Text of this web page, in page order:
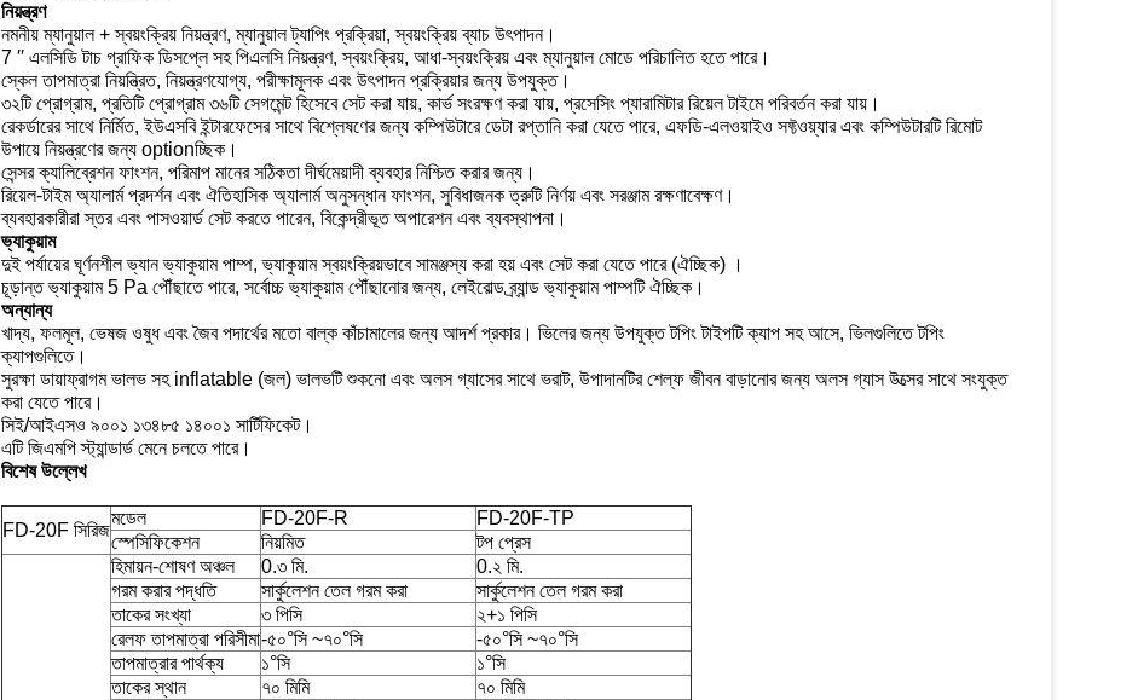
নিয়ন্ত্রণ
নমনীয় ম্যানুয়াল + স্বয়ংক্রিয় নিয়ন্ত্রণ, ম্যানুয়াল ট্যাপিং প্রক্রিয়া, স্বয়ংক্রিয় ব্যাচ উৎপাদন।
7 ′′ এলসিডি টাচ গ্রাফিক ডিসপ্লে সহ পিএলসি নিয়ন্ত্রণ, স্বয়ংক্রিয়, আধা-স্বয়ংক্রিয় এবং ম্যানুয়াল মোডে পরিচালিত হতে পারে।
স্কেল তাপমাত্রা নিয়ন্ত্রিত, নিয়ন্ত্রণযোগ্য, পরীক্ষামূলক এবং উৎপাদন প্রক্রিয়ার জন্য উপযুক্ত।
৩২টি প্রোগ্রাম, প্রতিটি প্রোগ্রাম ৩৬টি সেগমেন্ট হিসেবে সেট করা যায়, কার্ভ সংরক্ষণ করা যায়, প্রসেসিং প্যারামিটার রিয়েল টাইমে পরিবর্তন করা যায়।
রেকর্ডারের সাথে নির্মিত, ইউএসবি ইন্টারফেসের সাথে বিশ্লেষণের জন্য কম্পিউটারে ডেটা রপ্তানি করা যেতে পারে, এফডি-এলওয়াইও সফ্টওয়্যার এবং কম্পিউটারটি রিমোট
উপায়ে নিয়ন্ত্রণের জন্য optionচ্ছিক।
সেন্সর ক্যালিব্রেশন ফাংশন, পরিমাপ মানের সঠিকতা দীর্ঘমেয়াদী ব্যবহার নিশ্চিত করার জন্য।
রিয়েল-টাইম অ্যালার্ম প্রদর্শন এবং ঐতিহাসিক অ্যালার্ম অনুসন্ধান ফাংশন, সুবিধাজনক ত্রুটি নির্ণয় এবং সরঞ্জাম রক্ষণাবেক্ষণ।
ব্যবহারকারীরা স্তর এবং পাসওয়ার্ড সেট করতে পারেন, বিকেন্দ্রীভূত অপারেশন এবং ব্যবস্থাপনা।
ভ্যাকুয়াম
দুই পর্যায়ের ঘূর্ণনশীল ভ্যান ভ্যাকুয়াম পাম্প, ভ্যাকুয়াম স্বয়ংক্রিয়ভাবে সামঞ্জস্য করা হয় এবং সেট করা যেতে পারে (ঐচ্ছিক) ।
চূড়ান্ত ভ্যাকুয়াম 5 Pa পৌঁছাতে পারে, সর্বোচ্চ ভ্যাকুয়াম পৌঁছানোর জন্য, লেইবোল্ড ব্র্যান্ড ভ্যাকুয়াম পাম্পটি ঐচ্ছিক।
অন্যান্য
খাদ্য, ফলমূল, ভেষজ ওষুধ এবং জৈব পদার্থের মতো বাল্ক কাঁচামালের জন্য আদর্শ প্রকার। ভিলের জন্য উপযুক্ত টপিং টাইপটি ক্যাপ সহ আসে, ভিলগুলিতে টপিং
ক্যাপগুলিতে।
সুরক্ষা ডায়াফ্রাগম ভালভ সহ inflatable (জল) ভালভটি শুকনো এবং অলস গ্যাসের সাথে ভরাট, উপাদানটির শেল্ফ জীবন বাড়ানোর জন্য অলস গ্যাস উত্সের সাথে সংযুক্ত
করা যেতে পারে।
সিই/আইএসও ৯০০১ ১৩৪৮৫ ১৪০০১ সার্টিফিকেট।
এটি জিএমপি স্ট্যান্ডার্ড মেনে চলতে পারে।
বিশেষ উল্লেখ
FD-20F সিরিজ
মডেল FD-20F-R
FD-20F-TP
স্পেসিফিকেশন
নিয়মিত টপ প্রেস
হিমায়ন-শোষণ অঞ্চল 0.৩ মি.
0.২ মি.
গরম করার পদ্ধতি
সার্কুলেশন তেল গরম করা
সার্কুলেশন তেল গরম করা
তাকের সংখ্যা
৩ পিসি
২+১ পিসি
রেলফ তাপমাত্রা পরিসীমা-৫০°সি ~৭০°সি
-৫০°সি ~৭০°সি
তাপমাত্রার পার্থক্য
১°সি
১°সি
তাকের স্থান
৭০ মিমি
৭০ মিমি